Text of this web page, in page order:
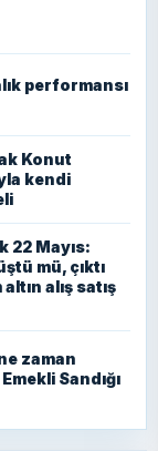
performansı
Konut
kendi
22 Mayıs:
mü, çıktı
alış satış
zaman
Sandığı